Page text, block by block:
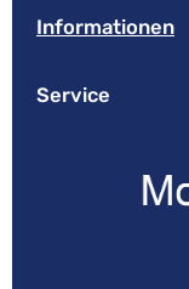
Informationen
Service